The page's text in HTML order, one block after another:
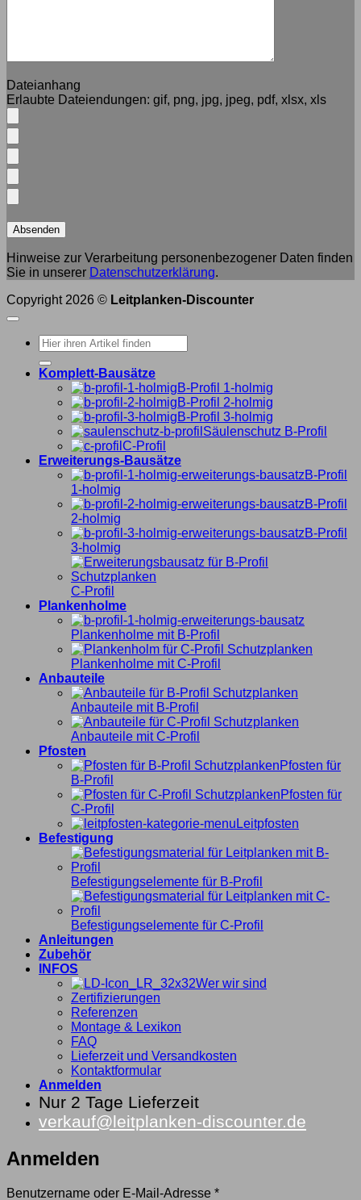
Dateianhang
Erlaubte Dateiendungen: gif, png, jpg, jpeg, pdf, xlsx, xls
Hinweise zur Verarbeitung personenbezogener Daten finden
Sie in unserer Datenschutzerklärung.
Copyright 2026 © Leitplanken-Discounter
Suche
nach:
Komplett-Bausätze
B-Profil 1-holmig
B-Profil 2-holmig
B-Profil 3-holmig
Säulenschutz B-Profil
C-Profil
Erweiterungs-Bausätze
B-Profil
1-holmig
B-Profil
2-holmig
B-Profil
3-holmig
C-Profil
Plankenholme
Plankenholme mit B-Profil
Plankenholme mit C-Profil
Anbauteile
Anbauteile mit B-Profil
Anbauteile mit C-Profil
Pfosten
Pfosten für
B-Profil
Pfosten für
C-Profil
Leitpfosten
Befestigung
Befestigungselemente für B-Profil
Befestigungselemente für C-Profil
Anleitungen
Zubehör
INFOS
Wer wir sind
Zertifizierungen
Referenzen
Montage & Lexikon
FAQ
Lieferzeit und Versandkosten
Kontaktformular
Anmelden
Nur 2 Tage Lieferzeit
verkauf@leitplanken-discounter.de
Anmelden
Benutzername oder E-Mail-Adresse *Erforderlich